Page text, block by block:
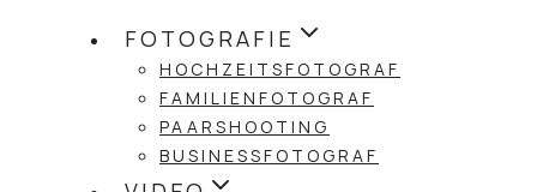
FOTOGRAFIE
HOCHZEITSFOTOGRAF
FAMILIENFOTOGRAF
PAARSHOOTING
BUSINESSFOTOGRAF